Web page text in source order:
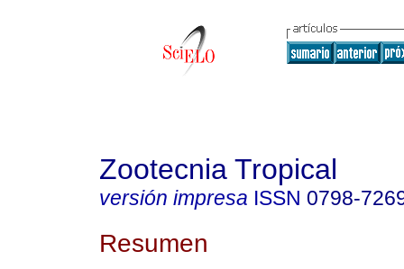
Zootecnia Tropical
versión impresa ISSN 0798-
Resumen